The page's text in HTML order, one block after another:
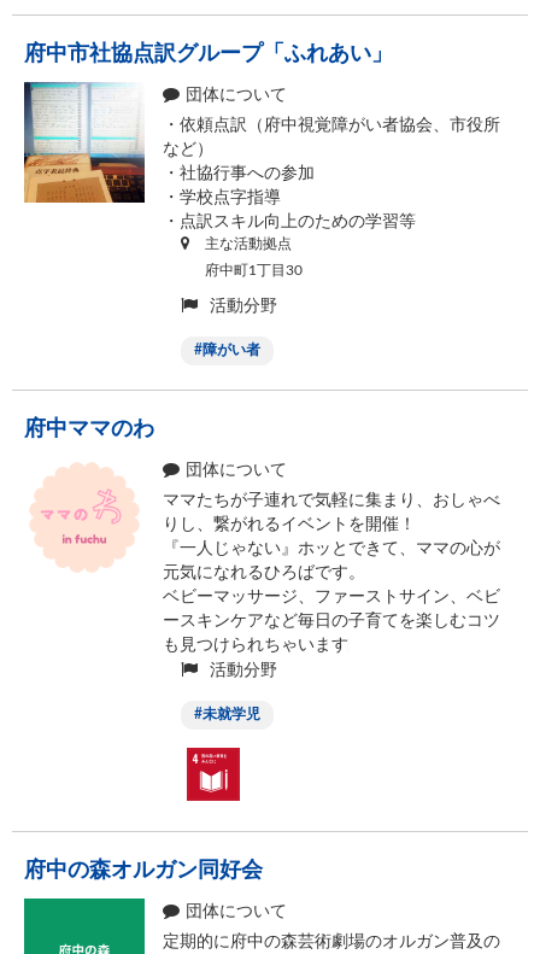
府中市社協点訳グループ「ふれあい」
団体について
・依頼点訳（府中視覚障がい者協会、市役所
など）
・社協行事への参加
・学校点字指導
・点訳スキル向上のための学習等
主な活動拠点
府中町1丁目30
活動分野
障がい者
府中ママのわ
団体について
ママたちが子連れで気軽に集まり、おしゃべ
りし、繋がれるイベントを開催！
『一人じゃない』ホッとできて、ママの心が
元気になれるひろばです。
ベビーマッサージ、ファーストサイン、ベビ
ースキンケアなど毎日の子育てを楽しむコツ
も見つけられちゃいます♩
活動分野
未就学児
府中の森オルガン同好会
団体について
定期的に府中の森芸術劇場のオルガン普及の